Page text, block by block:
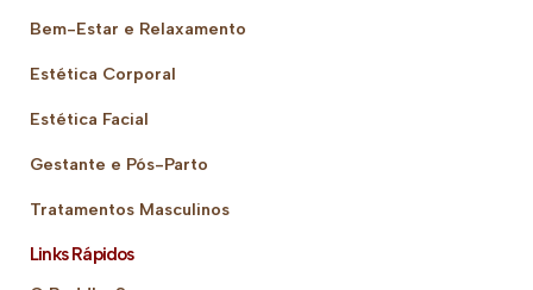
Bem-Estar e Relaxamento
Estética Corporal
Estética Facial
Gestante e Pós-Parto
Tratamentos Masculinos
Links Rápidos